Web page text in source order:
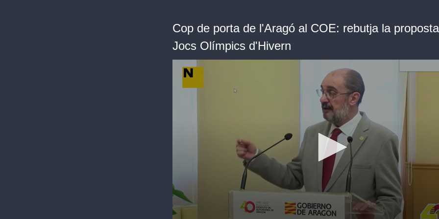
Cop de porta de l'Aragó al COE: rebutja la
Jocs Olímpics d'Hivern